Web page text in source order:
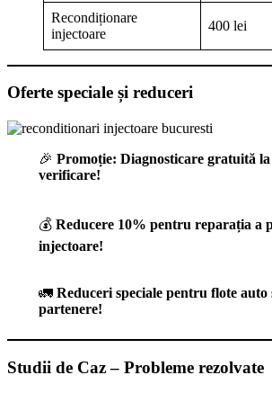
Recondiționare
injectoare
400 lei
Oferte speciale și reduceri
🎉 Promoție: Diagnosticare gratuită
verificare!
💰 Reducere 10% pentru reparația a
injectoare!
🚛 Reduceri speciale pentru flote auto
partenere!
Studii de Caz – Probleme rezolvate